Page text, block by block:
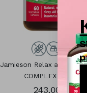
Jamieson Relax a spánek
COMPLEX 60 kps.
243,00 Kč